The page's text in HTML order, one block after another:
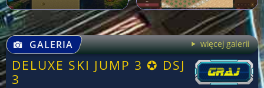
GALERIA więcej galerii
DELUXE SKI JUMP 3 ✪ DSJ
3